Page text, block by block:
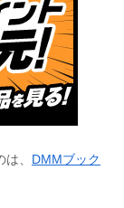
、 DMMブック